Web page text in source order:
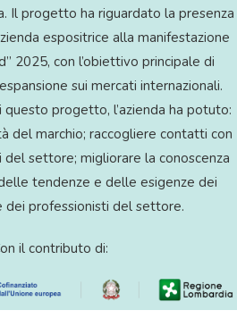
Il progetto ha riguardato la presenza
espositrice alla manifestazione
2025, con l’obiettivo principale di
sui mercati internazionali.
progetto, l’azienda ha potuto:
del marchio; raccogliere contatti con
settore; migliorare la conoscenza
tendenze e delle esigenze dei
dei professionisti del settore.
il contributo di: